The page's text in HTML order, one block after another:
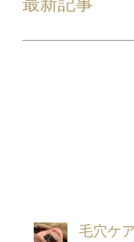
毛穴ケ